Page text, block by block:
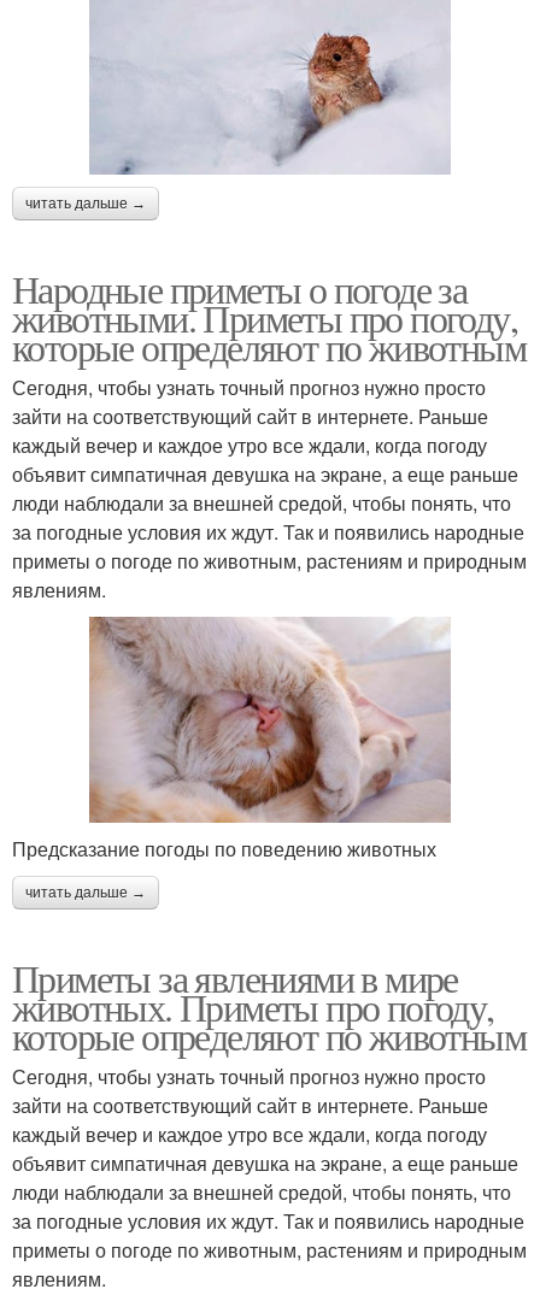
читать дальше →
Народные приметы о погоде за
животными. Приметы про погоду,
которые определяют по животным
Сегодня, чтобы узнать точный прогноз нужно просто
зайти на соответствующий сайт в интернете. Раньше
каждый вечер и каждое утро все ждали, когда погоду
объявит симпатичная девушка на экране, а еще раньше
люди наблюдали за внешней средой, чтобы понять, что
за погодные условия их ждут. Так и появились народные
приметы о погоде по животным, растениям и природным
явлениям.
Предсказание погоды по поведению животных
читать дальше →
Приметы за явлениями в мире
животных. Приметы про погоду,
которые определяют по животным
Сегодня, чтобы узнать точный прогноз нужно просто
зайти на соответствующий сайт в интернете. Раньше
каждый вечер и каждое утро все ждали, когда погоду
объявит симпатичная девушка на экране, а еще раньше
люди наблюдали за внешней средой, чтобы понять, что
за погодные условия их ждут. Так и появились народные
приметы о погоде по животным, растениям и природным
явлениям.